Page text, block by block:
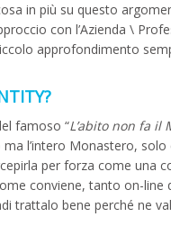
in più su questo
con l’Azienda \
approfondimento
famoso “L’abito non fa il
l’intero Monastero,
per forza come una
conviene, tanto on-line
trattalo bene perché ne